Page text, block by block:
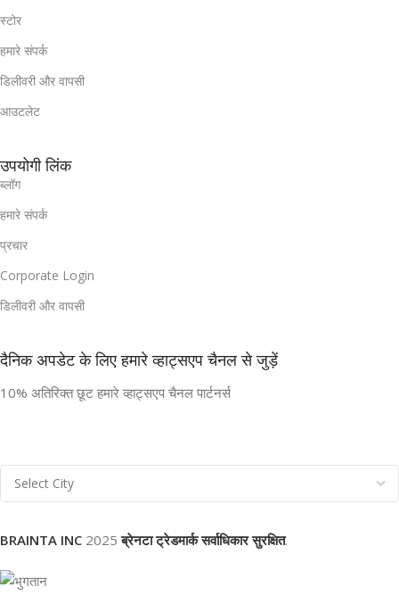
स्टोर
हमारे संपर्क
डिलीवरी और वापसी
आउटलेट
उपयोगी लिंक
ब्लॉग
हमारे संपर्क
प्रचार
Corporate Login
डिलीवरी और वापसी
दैनिक अपडेट के लिए हमारे व्हाट्सएप चैनल से जुड़ें
10% अतिरिक्त छूट हमारे व्हाट्सएप चैनल पार्टनर्स
BRAINTA INC 2025ब्रेनटा ट्रेडमार्क सर्वाधिकार सुरक्षित.